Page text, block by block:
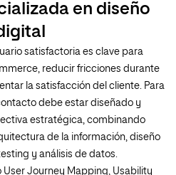
en diseño
satisfactoria es clave para
reducir fricciones durante
la satisfacción del cliente. Para
debe estar diseñado y
estratégica, combinando
de la información, diseño
y análisis de datos.
Journey Mapping, Usability